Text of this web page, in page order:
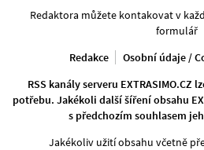
Redaktora můžete kontakovat v
formulář
Redakce
Osobní údaje /
RSS kanály serveru EXTRASIMO.CZ
potřebu. Jakékoli další šíření obsahu
s předchozím souhlasem
Jakékoliv užití obsahu včetně